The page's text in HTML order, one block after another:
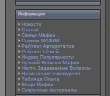
Информация
Новости
Статьи
Семьи Мафии
Снимки МАФИИ
Рейтинг Авторитетов
Рейтинг Семей
Индекс Популярности
Лучший Новичок Мафии
Часто Задаваемые Вопросы
Начисление очков/денег
Таблица Опыта
Вещи Мафии
Секретные материалы